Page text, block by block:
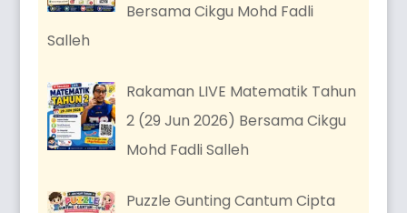
Bersama Cikgu Mohd Fadli
Salleh
Rakaman LIVE Matematik Tahun
2 (29 Jun 2026) Bersama Cikgu
Mohd Fadli Salleh
Puzzle Gunting Cantum Cipta